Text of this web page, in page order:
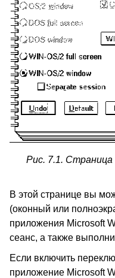
Рис. 7.1. Страница
В этой странице вы
(оконный или
приложения Microsoft
сеанс, а также
Если включить
приложение Microsoft